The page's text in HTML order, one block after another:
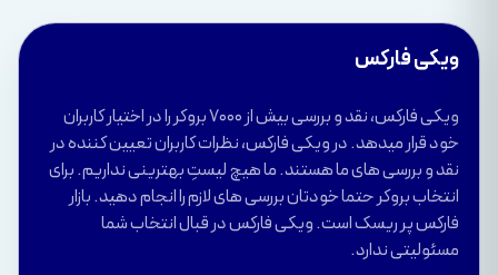
ویکی فارکس
ویکی فارکس، نقد و بررسی بیش از 7000 بروکر را در اختیار کاربران
خود قرار میدهد. در ویکی فارکس، نظرات کاربران تعیین کننده در
نقد و بررسی های ما هستند. ما هیچ لیستِ بهترینی نداریم. برای
انتخاب بروکر حتما خودتان بررسی های لازم را انجام دهید. بازار
فارکس پر ریسک است. ویکی فارکس در قبال انتخاب شما
مسئولیتی ندارد.